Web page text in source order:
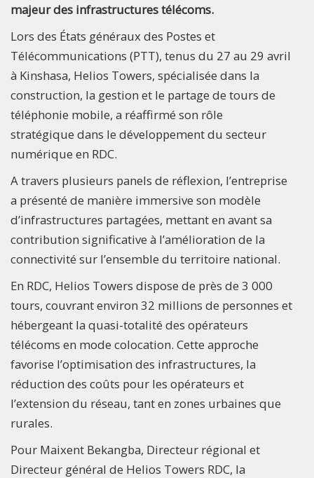
majeur des infrastructures télécoms.
Lors des États généraux des Postes et
Télécommunications (PTT), tenus du 27 au 29 avril
à Kinshasa, Helios Towers, spécialisée dans la
construction, la gestion et le partage de tours de
téléphonie mobile, a réaffirmé son rôle
stratégique dans le développement du secteur
numérique en RDC.
A travers plusieurs panels de réflexion, l’entreprise
a présenté de manière immersive son modèle
d’infrastructures partagées, mettant en avant sa
contribution significative à l’amélioration de la
connectivité sur l’ensemble du territoire national.
En RDC, Helios Towers dispose de près de 3 000
tours, couvrant environ 32 millions de personnes et
hébergeant la quasi-totalité des opérateurs
télécoms en mode colocation. Cette approche
favorise l’optimisation des infrastructures, la
réduction des coûts pour les opérateurs et
l’extension du réseau, tant en zones urbaines que
rurales.
Pour Maixent Bekangba, Directeur régional et
Directeur général de Helios Towers RDC, la